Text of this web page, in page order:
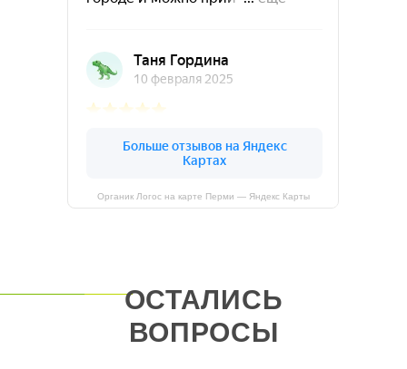
Органик Логос на карте Перми — Яндекс Карты
ОСТАЛИСЬ
ВОПРОСЫ